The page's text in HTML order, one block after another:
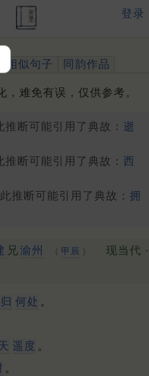
登录
相似句子 同韵作品
难免有误，仅供参考。
断可能引用了典故： 逝
断可能引用了典故： 西
推断可能引用了典故： 拥
兄渝州 （ 甲辰 ）
现当代 ·
何处 。
遥度 。
。